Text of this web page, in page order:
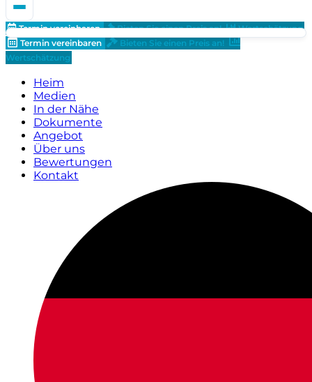
Termin vereinbaren Bieten Sie einen Preis an!
Wertschätzung
Termin vereinbaren
Bieten Sie einen Preis an!
Wertschätzung
Heim
Medien
In der Nähe
Dokumente
Angebot
Über uns
Bewertungen
Kontakt